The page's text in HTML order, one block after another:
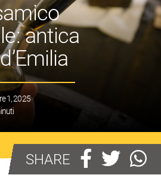
antica
1, 2025
SHARE